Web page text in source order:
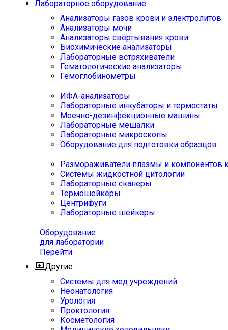
Лабораторное оборудование
Анализаторы газов крови и электролитов
Анализаторы мочи
Анализаторы свёртывания крови
Биохимические анализаторы
Лабораторные встряхиватели
Гематологические анализаторы
Гемоглобинометры
ИФА-анализаторы
Лабораторные инкубаторы и термостаты
Моечно-дезинфекционные машины
Лабораторные мешалки
Лабораторные микроскопы
Оборудование для подготовки образцов
Размораживатели плазмы и компонентов
Системы жидкостной цитологии
Лабораторные сканеры
Термошейкеры
Центрифуги
Лабораторные шейкеры
Оборудование
для лаборатории
Перейти
Другие
Системы для мед учреждений
Неонатология
Урология
Проктология
Косметология